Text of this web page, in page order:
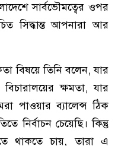
সার্বভৌমত্বের ওপর
সিদ্ধান্ত আপনারা আর
বিষয়ে তিনি বলেন, যার
ক্ষমতা, যার
পাওয়ার ব্যালেন্স ঠিক
নির্বাচন চেয়েছি। কিন্তু
থাকতে চায়, তারা এ